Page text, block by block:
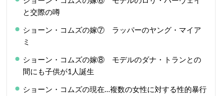
と交際の噂
ショーン・コムズの嫁⑦ ラッパーのヤング・マイア
ミ
ショーン・コムズの嫁⑧ モデルのダナ・トランとの
間にも子供が1人誕生
ショーン・コムズの現在…複数の女性に対する性的暴行